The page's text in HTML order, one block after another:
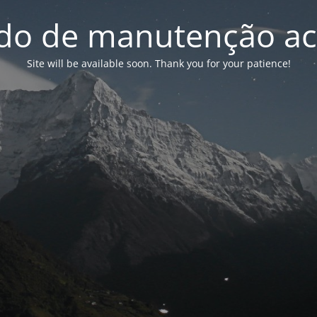
de manutenção
Site will be available soon. Thank you for your patience!